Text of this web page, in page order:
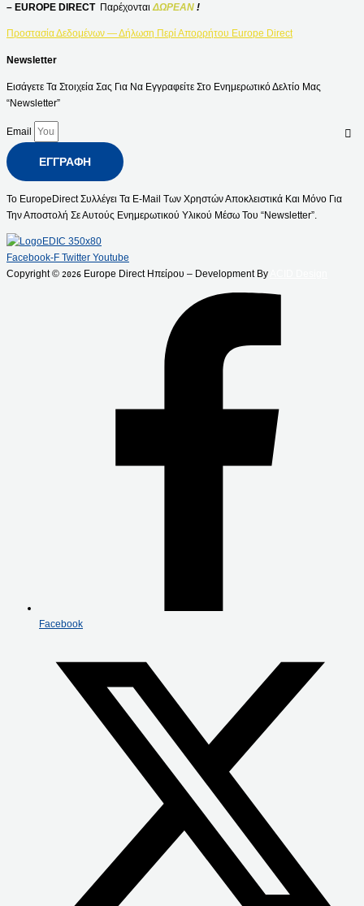
– EUROPE DIRECT Παρέχονται ΔΩΡΕΑΝ !
Προστασία Δεδομένων — Δήλωση Περί Απορρήτου Europe Direct
Newsletter
Εισάγετε Τα Στοιχεία Σας Για Να Εγγραφείτε Στο Ενημερωτικό Δελτίο Μας
“Newsletter”
Email
ΕΓΓΡΑΦΉ
Το EuropeDirect Συλλέγει Τα E-Mail Των Χρηστών Αποκλειστικά Και Μόνο Για
Την Αποστολή Σε Αυτούς Ενημερωτικού Υλικού Μέσω Του “Newsletter”.
Facebook-F Twitter Youtube
Copyright © 2026 Europe Direct Ηπείρου – Development By
Facebook